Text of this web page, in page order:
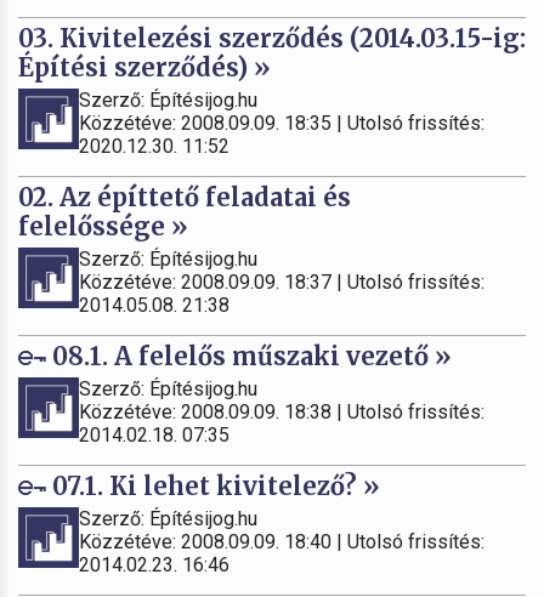
03. Kivitelezési szerződés (2014.03.15-ig:
Építési szerződés) »
Szerző: Építésijog.hu
Közzétéve: 2008.09.09. 18:35 | Utolsó frissítés:
2020.12.30. 11:52
02. Az építtető feladatai és
felelőssége »
Szerző: Építésijog.hu
Közzétéve: 2008.09.09. 18:37 | Utolsó frissítés:
2014.05.08. 21:38
08.1. A felelős műszaki vezető »
Szerző: Építésijog.hu
Közzétéve: 2008.09.09. 18:38 | Utolsó frissítés:
2014.02.18. 07:35
07.1. Ki lehet kivitelező? »
Szerző: Építésijog.hu
Közzétéve: 2008.09.09. 18:40 | Utolsó frissítés:
2014.02.23. 16:46